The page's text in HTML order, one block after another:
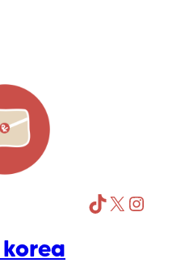
TikTok X Instagram